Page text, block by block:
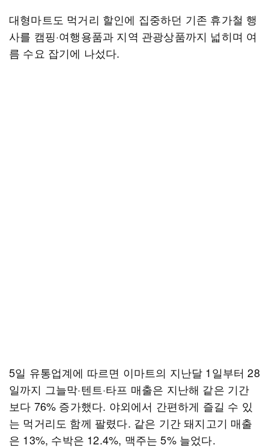
대형마트도 먹거리 할인에 집중하던 기존 휴가철 행
사를 캠핑·여행용품과 지역 관광상품까지 넓히며 여
름 수요 잡기에 나섰다.
5일 유통업계에 따르면 이마트의 지난달 1일부터 28
일까지 그늘막·텐트·타프 매출은 지난해 같은 기간
보다 76% 증가했다. 야외에서 간편하게 즐길 수 있
는 먹거리도 함께 팔렸다. 같은 기간 돼지고기 매출
은 13%, 수박은 12.4%, 맥주는 5% 늘었다.